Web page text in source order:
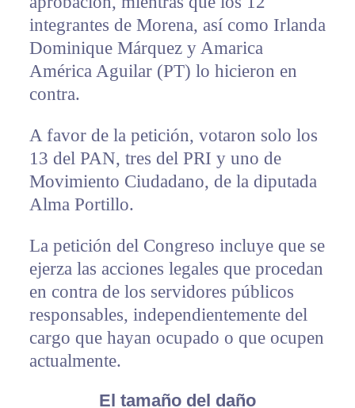
integrantes de Morena, así como Irlanda
Dominique Márquez y Amarica
América Aguilar (PT) lo hicieron en
contra.
A favor de la petición, votaron solo los
13 del PAN, tres del PRI y uno de
Movimiento Ciudadano, de la diputada
Alma Portillo.
La petición del Congreso incluye que se
ejerza las acciones legales que procedan
en contra de los servidores públicos
responsables, independientemente del
cargo que hayan ocupado o que ocupen
actualmente.
El tamaño del daño